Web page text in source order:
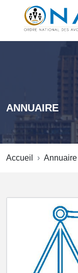
ANNUAIRE
Accueil Annuaire